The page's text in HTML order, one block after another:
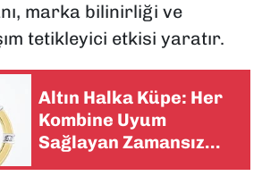
marka bilinirliği ve
tetikleyici etkisi yaratır.
Altın Halka Küpe: Her
Kombine Uyum
Sağlayan Zamansız
Şıklık